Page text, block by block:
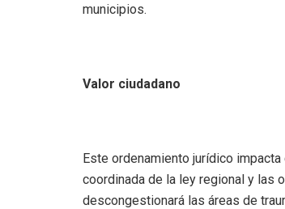
municipios.
Valor ciudadano
Este ordenamiento jurídico
coordinada de la ley regional y las
descongestionará las áreas de